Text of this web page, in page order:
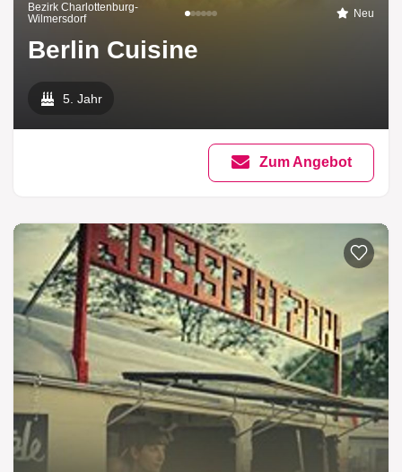
Bezirk Charlottenburg-
Wilmersdorf
Neu
Berlin Cuisine
5. Jahr
Zum Angebot